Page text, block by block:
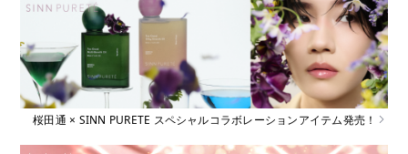
桜田通 × SINN PURETE スペシャルコラボレーションアイテム発売！